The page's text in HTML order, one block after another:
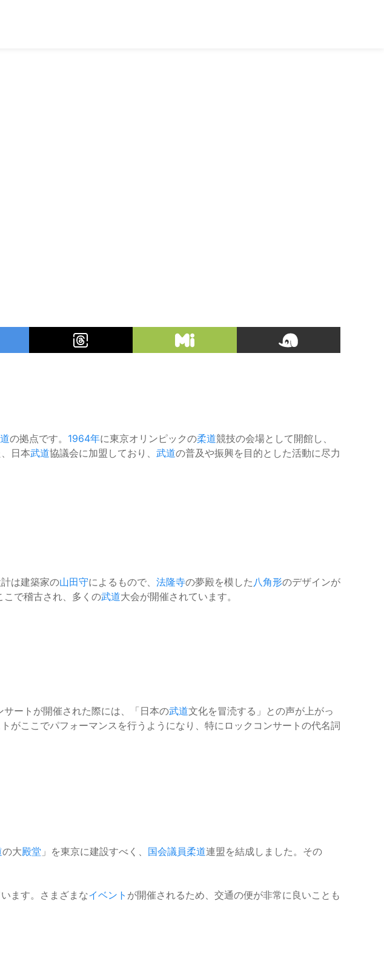
の拠点です。 1964年に東京オリンピックの柔道競技の会場として開館し、
日本武道協議会に加盟しており、 武道の普及や振興を目的とした活動に尽力
は建築家の山田守によるもので、 法隆寺の夢殿を模した 八角形のデザインが
こで稽古され、多くの武道大会が開催されています。
サートが開催された際には、「日本の武道文化を冒涜する」との声が上がっ
がここでパフォーマンスを行うようになり、特にロックコンサートの代名詞
の大殿堂 」を東京に建設すべく、 国会議員柔道連盟を結成しました。その
ます。さまざまなイベント が開催されるため、交通の便が非常に良いことも